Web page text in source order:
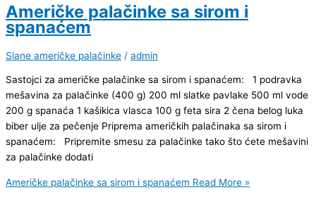
Američke palačinke sa sirom i
spanaćem
Slane američke palačinke / admin
Sastojci za američke palačinke sa sirom i spanaćem: 1 podravka
mešavina za palačinke (400 g) 200 ml slatke pavlake 500 ml vode
200 g spanaća 1 kašikica vlasca 100 g feta sira 2 čena belog luka
biber ulje za pečenje Priprema američkih palačinaka sa sirom i
spanaćem: Pripremite smesu za palačinke tako što ćete mešavini
za palačinke dodati
Američke palačinke sa sirom i spanaćem Read More »